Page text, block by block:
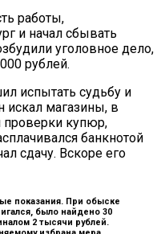
работы,
и начал сбывать
уголовное дело,
рублей.
испытать судьбу и
искал магазины, в
проверки купюр,
банкнотой
сдачу. Вскоре его
показания. При обыске
было найдено 30
2 тысячи рублей.